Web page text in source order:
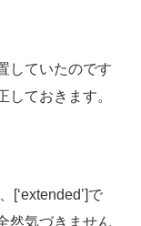
していたのです
しておきます。
[‘extended’]で
然気づきません